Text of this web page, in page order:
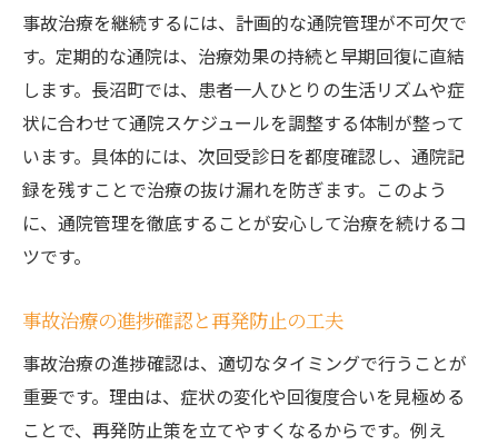
事故治療を継続するには、計画的な通院管理が不可欠で
す。定期的な通院は、治療効果の持続と早期回復に直結
します。長沼町では、患者一人ひとりの生活リズムや症
状に合わせて通院スケジュールを調整する体制が整って
います。具体的には、次回受診日を都度確認し、通院記
録を残すことで治療の抜け漏れを防ぎます。このよう
に、通院管理を徹底することが安心して治療を続けるコ
ツです。
事故治療の進捗確認と再発防止の工夫
事故治療の進捗確認は、適切なタイミングで行うことが
重要です。理由は、症状の変化や回復度合いを見極める
ことで、再発防止策を立てやすくなるからです。例え